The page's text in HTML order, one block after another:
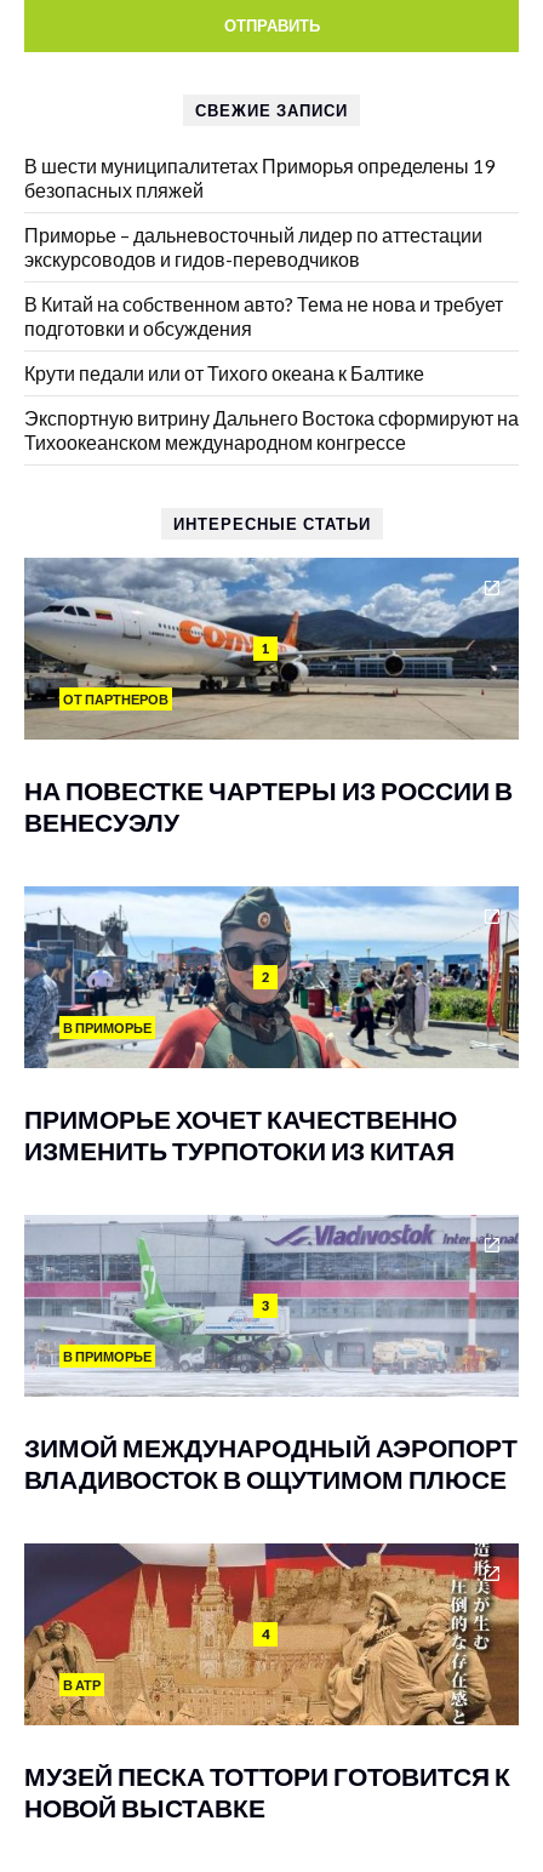
СВЕЖИЕ ЗАПИСИ
В шести муниципалитетах Приморья определены 19
безопасных пляжей
Приморье – дальневосточный лидер по аттестации
экскурсоводов и гидов-переводчиков
В Китай на собственном авто? Тема не нова и требует
подготовки и обсуждения
Крути педали или от Тихого океана к Балтике
Экспортную витрину Дальнего Востока сформируют на
Тихоокеанском международном конгрессе
ИНТЕРЕСНЫЕ СТАТЬИ
1
ОТ ПАРТНЕРОВ
НА ПОВЕСТКЕ ЧАРТЕРЫ ИЗ РОССИИ В
ВЕНЕСУЭЛУ
2
В ПРИМОРЬЕ
ПРИМОРЬЕ ХОЧЕТ КАЧЕСТВЕННО
ИЗМЕНИТЬ ТУРПОТОКИ ИЗ КИТАЯ
3
В ПРИМОРЬЕ
ЗИМОЙ МЕЖДУНАРОДНЫЙ АЭРОПОРТ
ВЛАДИВОСТОК В ОЩУТИМОМ ПЛЮСЕ
4
В АТР
МУЗЕЙ ПЕСКА ТОТТОРИ ГОТОВИТСЯ К
НОВОЙ ВЫСТАВКЕ